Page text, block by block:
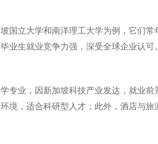
国立大学和南洋理工大学为例，它们
业生就业竞争力强，深受全球企业认
专业，因新加坡科技产业发达，就业
境，适合科研型人才；此外，酒店与